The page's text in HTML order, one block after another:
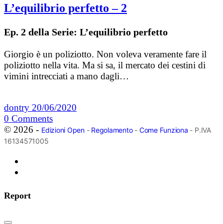
L’equilibrio perfetto – 2
Ep. 2 della Serie: L’equilibrio perfetto
Giorgio è un poliziotto. Non voleva veramente fare il
poliziotto nella vita. Ma si sa, il mercato dei cestini di
vimini intrecciati a mano dagli…
dontry 20/06/2020
0 Comments
© 2026 - Edizioni Open- Regolamento- Come Funziona - P.IVA
16134571005
Report